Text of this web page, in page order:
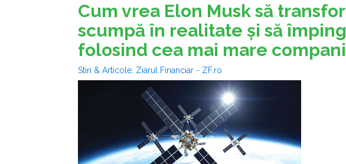
Cum vrea Elon Musk să
scumpă în realitate şi să
folosind cea mai mare
Stiri & Articole Ziarul Financiar - ZF.ro